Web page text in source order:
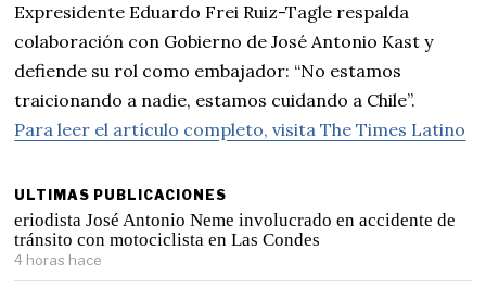
Expresidente Eduardo Frei Ruiz-Tagle respalda
colaboración con Gobierno de José Antonio Kast y
defiende su rol como embajador: “No estamos
traicionando a nadie, estamos cuidando a Chile”.
Para leer el artículo completo, visita The Times Latino
ULTIMAS PUBLICACIONES
eriodista José Antonio Neme involucrado en accidente de
tránsito con motociclista en Las Condes
4 horas hace